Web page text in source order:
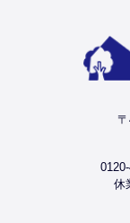
休